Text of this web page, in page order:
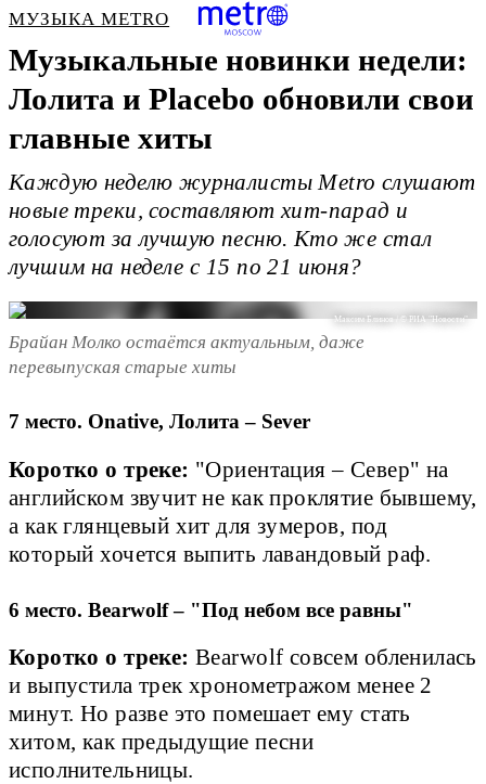
МУЗЫКА METRO
Музыкальные новинки недели:
Лолита и Placebo обновили свои
главные хиты
Каждую неделю журналисты Metro слушают
новые треки, составляют хит-парад и
голосуют за лучшую песню. Кто же стал
лучшим на неделе с 15 по 21 июня?
Максим Блинов / © РИА "Новости"
Брайан Молко остаётся актуальным, даже
перевыпуская старые хиты
7 место. Onative, Лолита – Sever
Коротко о треке: "Ориентация – Север" на
английском звучит не как проклятие бывшему,
а как глянцевый хит для зумеров, под
который хочется выпить лавандовый раф.
6 место. Bearwolf – "Под небом все равны"
Коротко о треке: Bearwolf совсем обленилась
и выпустила трек хронометражом менее 2
минут. Но разве это помешает ему стать
хитом, как предыдущие песни
исполнительницы.